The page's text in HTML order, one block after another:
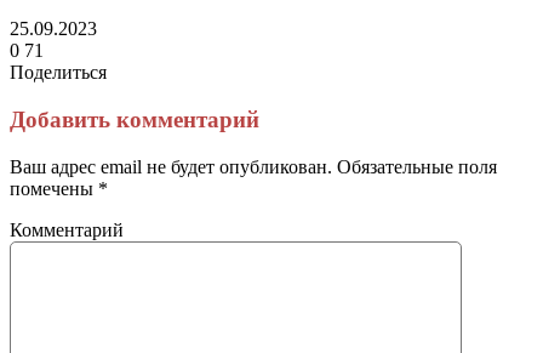
25.09.2023
0 71
Поделиться
через
электронную
почту
Добавить комментарий
Ваш адрес email не будет опубликован. Обязательные поля
помечены *
Комментарий